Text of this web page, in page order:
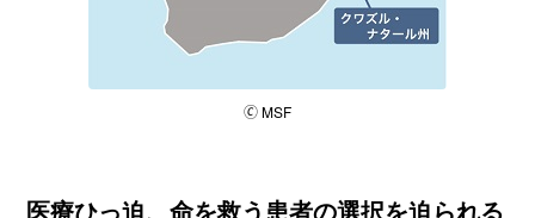
🄫 MSF
医療ひっ迫、命を救う患者の選択を迫られる